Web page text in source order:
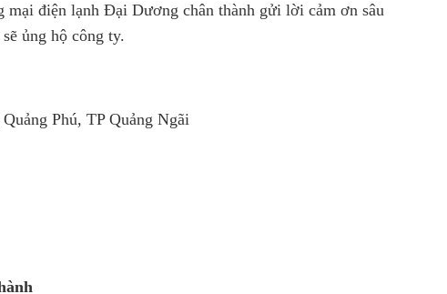
điện lạnh Đại Dương chân thành gửi lời cảm ơn sâu
ủng hộ công ty.
Phú, TP Quảng Ngãi